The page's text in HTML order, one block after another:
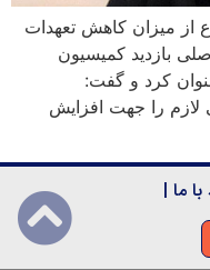
میزان کاهش تعهدات
بازدید کمیسیون
کرد و گفت:
را جهت افزایش
با ما |